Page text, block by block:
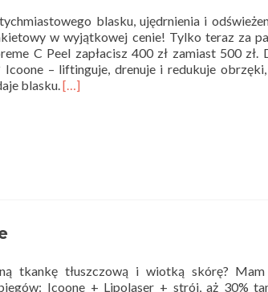
blasku, ujędrnienia i
w wyjątkowej cenie! Tylko teraz za
C Peel zapłacisz 400 zł zamiast 500 zł.
Icoone – liftinguje, drenuje i redukuje
blasku.Read
[…]
tkankę tłuszczową i wiotką skórę?
Icoone + Lipolaser + strój, aż 30%